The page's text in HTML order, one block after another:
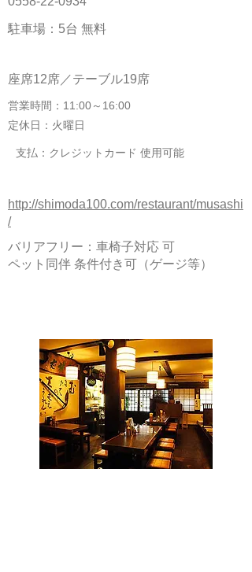
駐車場：5台 無料
座席12席／テーブル19席
営業時間：11:00～16:00
定休日：火曜日
支払：クレジットカード 使用可能
http://shimoda100.com/restaurant/musashi
/
バリアフリー：車椅子対応 可
ペット同伴 条件付き可（ゲージ等）